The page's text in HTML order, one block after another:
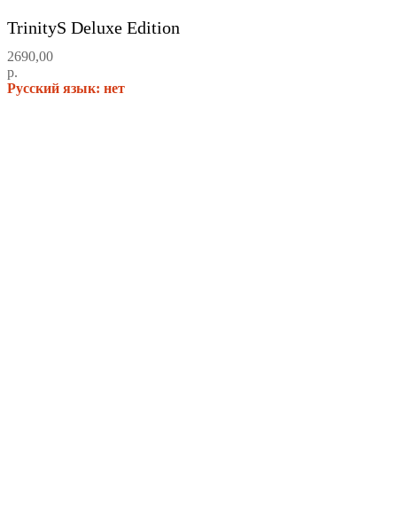
TrinityS Deluxe Edition
2690,00
р.
Русский язык: нет